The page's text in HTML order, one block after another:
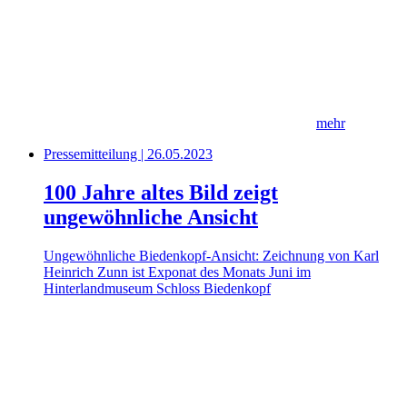
mehr
Pressemitteilung | 26.05.2023
100 Jahre altes Bild zeigt
ungewöhnliche Ansicht
Ungewöhnliche Biedenkopf-Ansicht: Zeichnung von Karl
Heinrich Zunn ist Exponat des Monats Juni im
Hinterlandmuseum Schloss Biedenkopf